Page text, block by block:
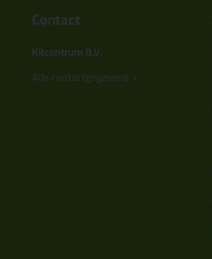
Contact
Kitcentrum B.V.
Alle contactgegevens >